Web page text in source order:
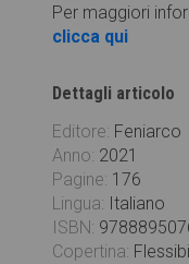
Per maggiori
clicca qui
Dettagli articolo
Editore: Feniarco
Anno: 2021
Pagine: 176
Lingua: Italiano
ISBN:
Copertina: